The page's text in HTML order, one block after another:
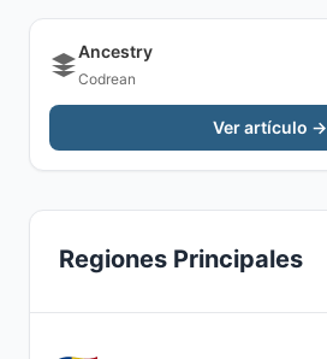
Ancestry
Codrean
Ver artículo →
Regiones Principales